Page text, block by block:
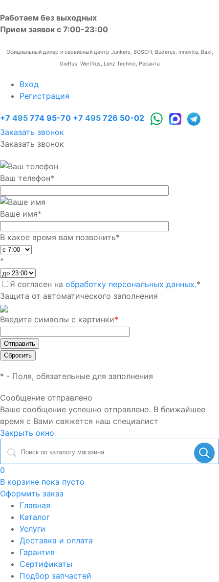
Работаем без выходных
Прием заявок с 7:00-23:00
Официальный дилер и сервисный центр Junkers, BOSCH, Buderus, Innovita, Baxi,
GieRus, WertRus, Lenz Technic, Ресанта
Вход
Регистрация
+7 495 774 95-70 +7 495 726 50-02
Заказать звонок
Заказать звонок
Ваш телефон*
Ваше имя*
В какое время вам позвонить*
*
Я согласен на обработку персональных данных.*
Защита от автоматического заполнения
Введите символы с картинки*
* - Поля, обязательные для заполнения
Сообщение отправлено
Ваше сообщение успешно отправлено. В ближайшее
время с Вами свяжется наш специалист
Закрыть окно
0
В корзине пока пусто
Оформить заказ
Главная
Каталог
Услуги
Доставка и оплата
Гарантия
Сертификаты
Подбор запчастей